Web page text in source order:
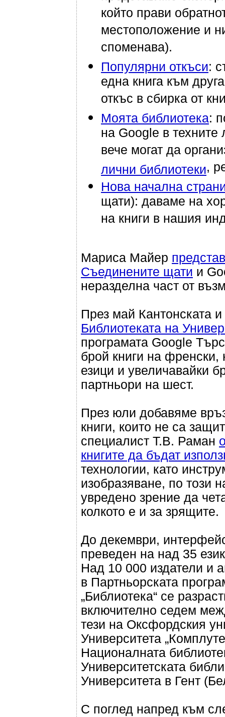
който прави
местоположение и
споменава).
Популярни откъси:
една книга към
откъс в сбирка от
Моята библиотека:
на Google в техните
вече могат да
лични библиотеки,
Нова начална
щати): даваме на
на книги в нашия
Мариса Майер
Съединените щати и
неразделна част от
През май Кантонската
Библиотеката на
програмата Google
брой книги на
езици и увеличавайки
партньори на шест.
През юли добавяме
книги, които не са
специалист Т.В. Раман
книгите да бъдат
технологии, като
изобразяване, по този
увредено зрение да
колкото е и за зрящите.
До декември,
преведен на над 35
Над 10 000 издатели и
в Партньорската
„Библиотека“ се
включително седем
тези на Оксфордския
Университета
Националната
Университетската
Университета в Гент
С поглед напред към